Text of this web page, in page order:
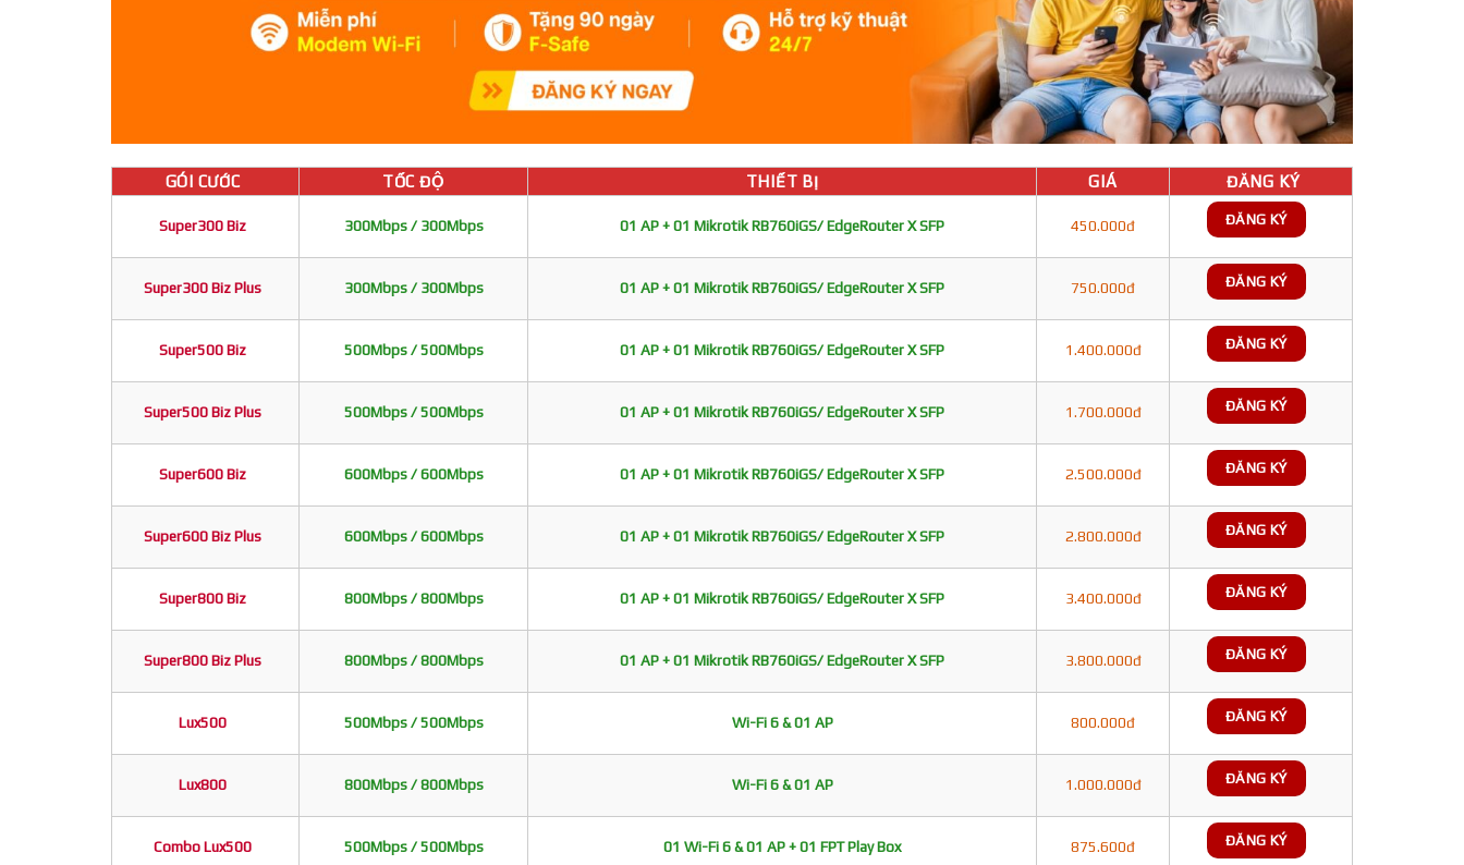
GÓI CƯỚC TỐC ĐỘ THIẾT BỊ GIÁ ĐĂNG KÝ
Super300 Biz 300Mbps / 300Mbps 01 AP + 01 Mikrotik RB760iGS/ EdgeRouter X SFP 450.000đ ĐĂNG KÝ
Super300 Biz Plus 300Mbps / 300Mbps 01 AP + 01 Mikrotik RB760iGS/ EdgeRouter X SFP 750.000đ ĐĂNG KÝ
Super500 Biz 500Mbps / 500Mbps 01 AP + 01 Mikrotik RB760iGS/ EdgeRouter X SFP 1.400.000đ ĐĂNG KÝ
Super500 Biz Plus 500Mbps / 500Mbps 01 AP + 01 Mikrotik RB760iGS/ EdgeRouter X SFP 1.700.000đ ĐĂNG KÝ
Super600 Biz 600Mbps / 600Mbps 01 AP + 01 Mikrotik RB760iGS/ EdgeRouter X SFP 2.500.000đ ĐĂNG KÝ
Super600 Biz Plus 600Mbps / 600Mbps 01 AP + 01 Mikrotik RB760iGS/ EdgeRouter X SFP 2.800.000đ ĐĂNG KÝ
Super800 Biz 800Mbps / 800Mbps 01 AP + 01 Mikrotik RB760iGS/ EdgeRouter X SFP 3.400.000đ ĐĂNG KÝ
Super800 Biz Plus 800Mbps / 800Mbps 01 AP + 01 Mikrotik RB760iGS/ EdgeRouter X SFP 3.800.000đ ĐĂNG KÝ
Lux500 500Mbps / 500Mbps Wi-Fi 6 & 01 AP 800.000đ ĐĂNG KÝ
Lux800 800Mbps / 800Mbps Wi-Fi 6 & 01 AP 1.000.000đ ĐĂNG KÝ
Combo Lux500 500Mbps / 500Mbps 01 Wi-Fi 6 & 01 AP + 01 FPT Play Box 875.600đ ĐĂNG KÝ